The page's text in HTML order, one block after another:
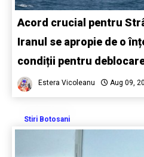
Acord crucial pentru
Iranul se apropie de o
condiții pentru
Estera Vicoleanu Aug 09,
Stiri Botosani